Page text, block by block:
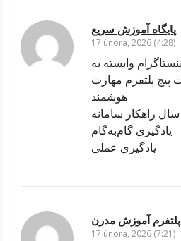
پایگاه آموزش سریع
17 února, 2026 (4:28)
وابسته به
پیج پلتفرم مهارت
هوشمند
راهکار سامانه
یادگیری گام‌به‌گام
یادگیری عملی
پلتفرم آموزش مدرن
17 února, 2026 (7:21)